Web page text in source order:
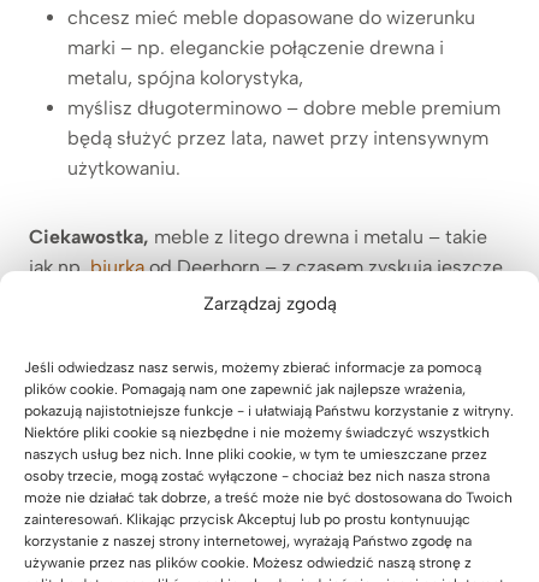
Zarządzaj zgodą
Jeśli odwiedzasz nasz serwis, możemy zbierać informacje za pomocą
plików cookie. Pomagają nam one zapewnić jak najlepsze wrażenia,
pokazują najistotniejsze funkcje - i ułatwiają Państwu korzystanie z witryny.
Niektóre pliki cookie są niezbędne i nie możemy świadczyć wszystkich
naszych usług bez nich. Inne pliki cookie, w tym te umieszczane przez
osoby trzecie, mogą zostać wyłączone - chociaż bez nich nasza strona
może nie działać tak dobrze, a treść może nie być dostosowana do Twoich
zainteresowań. Klikając przycisk Akceptuj lub po prostu kontynuując
korzystanie z naszej strony internetowej, wyrażają Państwo zgodę na
używanie przez nas plików cookie. Możesz odwiedzić naszą stronę z
chcesz mieć meble dopasowane do wizerunku
marki – np. eleganckie połączenie drewna i
metalu, spójna kolorystyka,
myślisz długoterminowo – dobre meble premium
będą służyć przez lata, nawet przy intensywnym
użytkowaniu.
Ciekawostka, meble z litego drewna i metalu – takie
jak np.biurkaod Deerhorn – z czasem zyskują jeszcze
więcej uroku. Wystarczy je co jakiś czas odświeżyć i